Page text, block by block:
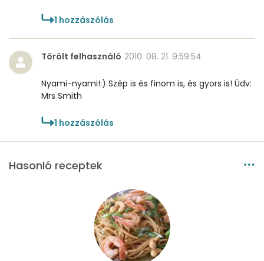
1 hozzászólás
Törölt felhasználó 2010. 08. 21. 9:59:54
Nyami-nyami!:) Szép is és finom is, és gyors is! Üdv:
Mrs Smith
1 hozzászólás
Hasonló receptek